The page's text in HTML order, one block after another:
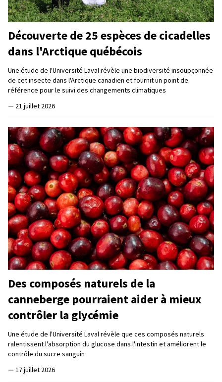
Découverte de 25 espèces de cicadelles
dans l'Arctique québécois
Une étude de l'Université Laval révèle une biodiversité insoupçonnée
de cet insecte dans l'Arctique canadien et fournit un point de
référence pour le suivi des changements climatiques
— 21 juillet 2026
Des composés naturels de la
canneberge pourraient aider à mieux
contrôler la glycémie
Une étude de l'Université Laval révèle que ces composés naturels
ralentissent l'absorption du glucose dans l'intestin et améliorent le
contrôle du sucre sanguin
— 17 juillet 2026